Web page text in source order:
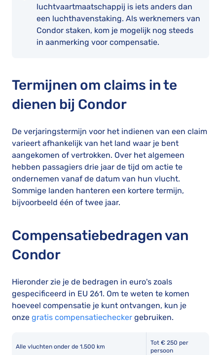
luchtvaartmaatschappij is iets anders dan
een luchthavenstaking. Als werknemers van
Condor staken, kom je mogelijk nog steeds
in aanmerking voor compensatie.
Termijnen om claims in te
dienen bij Condor
De verjaringstermijn voor het indienen van een claim
varieert afhankelijk van het land waar je bent
aangekomen of vertrokken. Over het algemeen
hebben passagiers drie jaar de tijd om actie te
ondernemen vanaf de datum van hun vlucht.
Sommige landen hanteren een kortere termijn,
bijvoorbeeld één of twee jaar.
Compensatiebedragen van
Condor
Hieronder zie je de bedragen in euro's zoals
gespecificeerd in EU 261. Om te weten te komen
hoeveel compensatie je kunt ontvangen, kun je
onze gratis compensatiechecker gebruiken.
Alle vluchten onder de 1.500 km
Tot € 250 per
persoon